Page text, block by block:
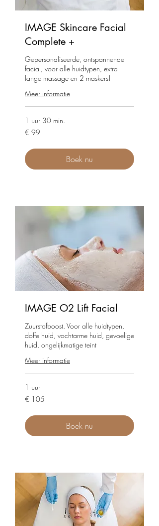
IMAGE Skincare Facial
Complete +
Gepersonaliseerde, ontspannende
facial, voor alle huidtypen, extra
lange massage en 2 maskers!
Meer informatie
1 uur 30 min.
99
euro
€ 99
Boek nu
IMAGE O2 Lift Facial
Zuurstofboost. Voor alle huidtypen,
doffe huid, vochtarme huid, gevoelige
huid, ongelijkmatige teint
Meer informatie
1 uur
105
euro
€ 105
Boek nu